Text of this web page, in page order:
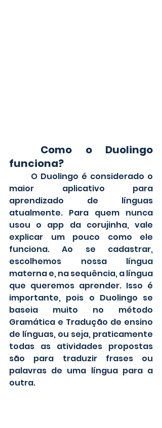
Como o Duolingo
funciona?
maior aplicativo para
aprendizado de línguas
atualmente. Para quem nunca
usou o app da corujinha, vale
explicar um pouco como ele
funciona. Ao se cadastrar,
escolhemos nossa língua
materna e, na sequência, a língua
que queremos aprender. Isso é
importante, pois o Duolingo se
baseia muito no método
Gramática e Tradução de ensino
de línguas, ou seja, praticamente
todas as atividades propostas
são para traduzir frases ou
palavras de uma língua para a
outra.